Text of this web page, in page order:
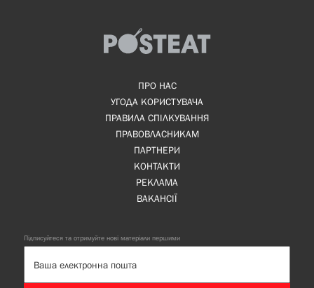
ПРО НАС
УГОДА КОРИСТУВАЧА
ПРАВИЛА СПІЛКУВАННЯ
ПРАВОВЛАСНИКАМ
ПАРТНЕРИ
КОНТАКТИ
РЕКЛАМА
ВАКАНСІЇ
Підписуйтеся та отримуйте нові матеріали першими